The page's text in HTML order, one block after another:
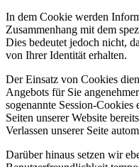
In dem Cookie werden
Zusammenhang mit dem
Dies bedeutet jedoch nicht,
von Ihrer Identität erhalten.
Der Einsatz von Cookies
Angebots für Sie
sogenannte Session-Cookies
Seiten unserer Website
Verlassen unserer Seite
Darüber hinaus setzen wir